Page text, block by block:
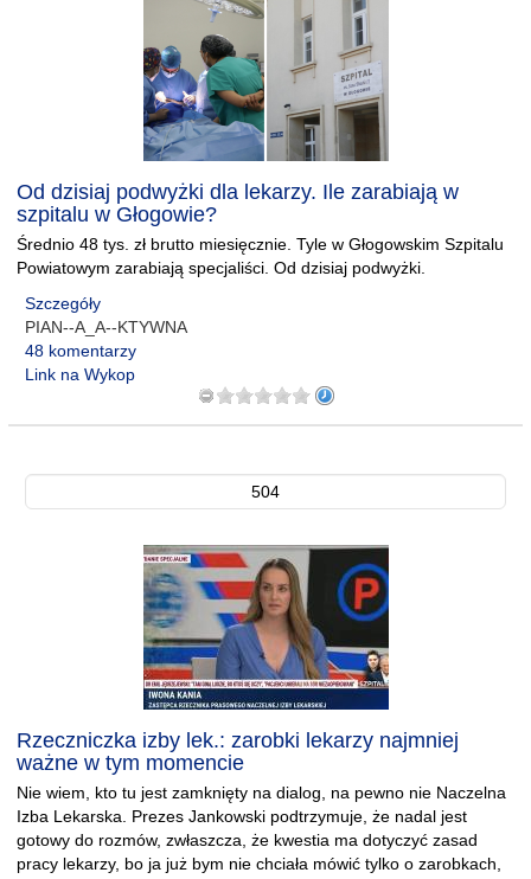
Od dzisiaj podwyżki dla lekarzy. Ile zarabiają w
szpitalu w Głogowie?
Średnio 48 tys. zł brutto miesięcznie. Tyle w Głogowskim Szpitalu
Powiatowym zarabiają specjaliści. Od dzisiaj podwyżki.
Szczegóły
PIAN--A_A--KTYWNA
48 komentarzy
Link na Wykop
504
Rzeczniczka izby lek.: zarobki lekarzy najmniej
ważne w tym momencie
Nie wiem, kto tu jest zamknięty na dialog, na pewno nie Naczelna
Izba Lekarska. Prezes Jankowski podtrzymuje, że nadal jest
gotowy do rozmów, zwłaszcza, że kwestia ma dotyczyć zasad
pracy lekarzy, bo ja już bym nie chciała mówić tylko o zarobkach,